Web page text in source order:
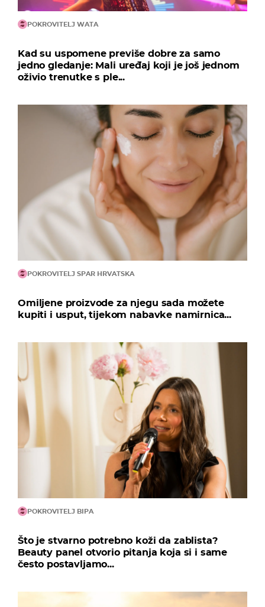
POKROVITELJ WATA
Kad su uspomene previše dobre za samo
jedno gledanje: Mali uređaj koji je još jednom
oživio trenutke s ple...
POKROVITELJ SPAR HRVATSKA
Omiljene proizvode za njegu sada možete
kupiti i usput, tijekom nabavke namirnica...
POKROVITELJ BIPA
Što je stvarno potrebno koži da zablista?
Beauty panel otvorio pitanja koja si i same
često postavljamo...